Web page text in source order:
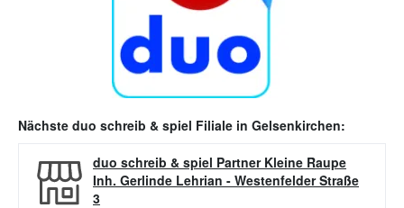
Nächste duo schreib & spiel Filiale in Gelsenkirchen:
duo schreib & spiel Partner Kleine Raupe
Inh. Gerlinde Lehrian - Westenfelder Straße
3